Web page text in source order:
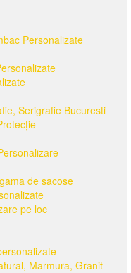
Personalizate
Serigrafie Bucuresti
de sacose
pe loc
Marmura, Granit